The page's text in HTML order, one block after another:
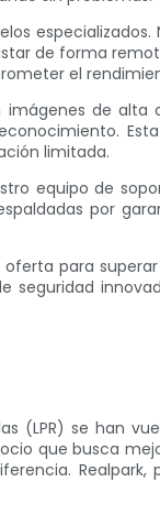
especializados.
de forma
el
imágenes de alta
limitada.
equipo de
por
para
(LPR) se han
que busca
Realpark,